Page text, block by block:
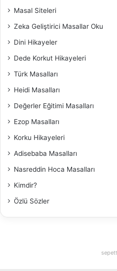
Masal Siteleri
Zeka Geliştirici Masallar Oku
Dini Hikayeler
Dede Korkut Hikayeleri
Türk Masalları
Heidi Masalları
Değerler Eğitimi Masalları
Ezop Masalları
Korku Hikayeleri
Adisebaba Masalları
Nasreddin Hoca Masalları
Kimdir?
Özlü Sözler